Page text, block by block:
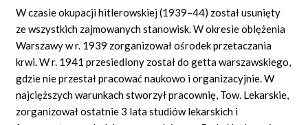
W czasie okupacji hitlerowskiej (1939–44) został usunięty
ze wszystkich zajmowanych stanowisk. W okresie oblężenia
Warszawy w r. 1939 zorganizował ośrodek przetaczania
krwi. W r. 1941 przesiedlony został do getta warszawskiego,
gdzie nie przestał pracować naukowo i organizacyjnie. W
najcięższych warunkach stworzył pracownię, Tow. Lekarskie,
zorganizował ostatnie 3 lata studiów lekarskich i